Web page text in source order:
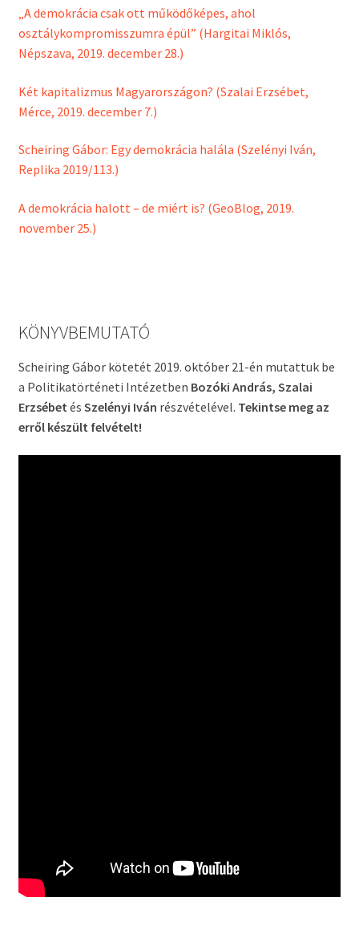
„A demokrácia csak ott működőképes, ahol
osztálykompromisszumra épül” (Hargitai Miklós,
Népszava, 2019. december 28.)
Két kapitalizmus Magyarországon? (Szalai Erzsébet,
Mérce, 2019. december 7.)
Scheiring Gábor: Egy demokrácia halála (Szelényi Iván,
Replika 2019/113.)
A demokrácia halott – de miért is? (GeoBlog, 2019.
november 25.)
KÖNYVBEMUTATÓ
Scheiring Gábor kötetét 2019. október 21-én mutattuk be
a Politikatörténeti Intézetben Bozóki András, Szalai
Erzsébet és Szelényi Iván részvételével. Tekintse meg az
erről készült felvételt!